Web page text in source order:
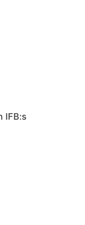
IFB:s